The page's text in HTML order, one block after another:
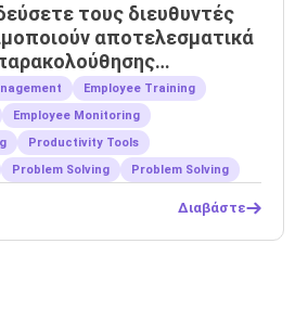
τους διευθυντές
αποτελεσματικά
Employee Training
Employee Monitoring
Productivity Tools
Problem Solving Problem Solving
Διαβάστε